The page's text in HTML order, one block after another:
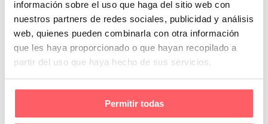
información sobre el uso que haga del sitio web con
nuestros partners de redes sociales, publicidad y análisis
web, quienes pueden combinarla con otra información
que les haya proporcionado o que hayan recopilado a
partir del uso que haya hecho de sus servicios.
Permitir todas
botón en el medio. En esta nueva versión además añade una
platabanda y cordón de color en contraste Además lo más novedoso
es el colorido: amarillo, rosa palo, fucsia, verde, azul celestes y
marino y por supuesto el blanco y beige.
El tejido utilizado es de terciopelo. Con un tacto muy suave y